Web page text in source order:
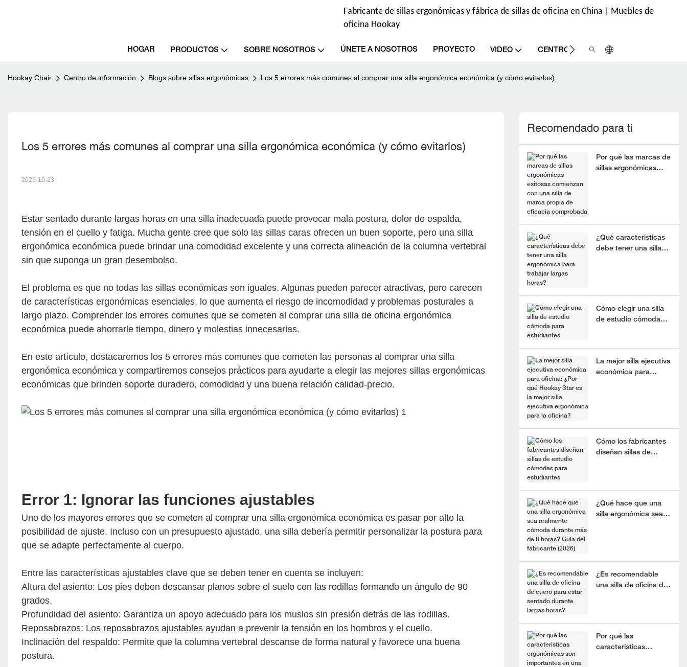
Fabricante de sillas ergonómicas y fábrica de sillas de oficina en China | Muebles de
oficina Hookay
HOGAR PRODUCTOS SOBRE NOSOTROS ÚNETE A NOSOTROS PROYECTO VIDEO CENTRO DE INFORMACIÓN
Hookay Chair Centro de información Blogs sobre sillas ergonómicas Los 5 errores más comunes al comprar una silla ergonómica económica (y cómo evitarlos)
Los 5 errores más comunes al comprar una silla ergonómica económica (y cómo evitarlos)
2025-10-23
Estar sentado durante largas horas en una silla inadecuada puede provocar mala postura, dolor de espalda,
tensión en el cuello y fatiga. Mucha gente cree que solo las sillas caras ofrecen un buen soporte, pero una silla
ergonómica económica puede brindar una comodidad excelente y una correcta alineación de la columna vertebral
sin que suponga un gran desembolso.
El problema es que no todas las sillas económicas son iguales. Algunas pueden parecer atractivas, pero carecen
de características ergonómicas esenciales, lo que aumenta el riesgo de incomodidad y problemas posturales a
largo plazo. Comprender los errores comunes que se cometen al comprar una silla de oficina ergonómica
económica puede ahorrarle tiempo, dinero y molestias innecesarias.
En este artículo, destacaremos los 5 errores más comunes que cometen las personas al comprar una silla
ergonómica económica y compartiremos consejos prácticos para ayudarte a elegir las mejores sillas ergonómicas
económicas que brinden soporte duradero, comodidad y una buena relación calidad-precio.
Error 1: Ignorar las funciones ajustables
Uno de los mayores errores que se cometen al comprar una silla ergonómica económica es pasar por alto la
posibilidad de ajuste. Incluso con un presupuesto ajustado, una silla debería permitir personalizar la postura para
que se adapte perfectamente al cuerpo.
Entre las características ajustables clave que se deben tener en cuenta se incluyen:
Altura del asiento: Los pies deben descansar planos sobre el suelo con las rodillas formando un ángulo de 90
grados.
Profundidad del asiento: Garantiza un apoyo adecuado para los muslos sin presión detrás de las rodillas.
Reposabrazos: Los reposabrazos ajustables ayudan a prevenir la tensión en los hombros y el cuello.
Inclinación del respaldo: Permite que la columna vertebral descanse de forma natural y favorece una buena
postura.
Recomendado para ti
Por qué las marcas de
sillas ergonómicas
¿Qué características
debe tener una silla
Cómo elegir una silla
de estudio cómoda
La mejor silla ejecutiva
económica para
Cómo los fabricantes
diseñan sillas de
¿Qué hace que una
silla ergonómica sea
¿Es recomendable
una silla de oficina de
Por qué las
características